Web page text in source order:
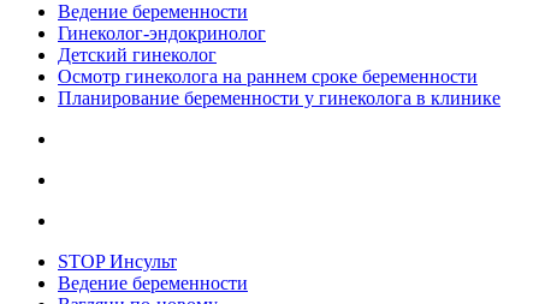
Ведение беременности
Гинеколог-эндокринолог
Детский гинеколог
Осмотр гинеколога на раннем сроке беременности
Планирование беременности у гинеколога в клинике
STOP Инсульт
Ведение беременности